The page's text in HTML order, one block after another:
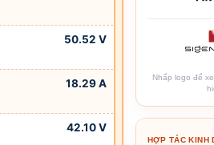
50.52 V
18.29 A
42.10 V
Nhấp logo để
HỢP TÁC KINH